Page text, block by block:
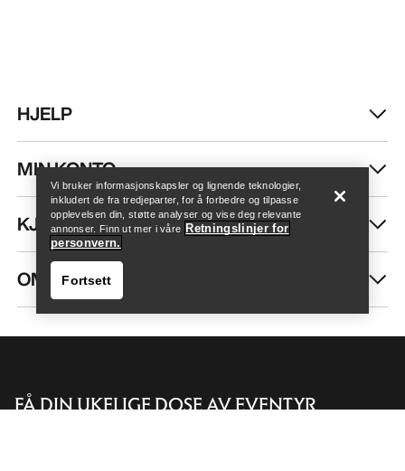
Finn butikk Help
Finn butikk
HJELP
MIN KONTO
KJØP MER
OM OSS
FÅ DIN UKELIGE DOSE AV EVENTYR
Vi bruker informasjonskapsler og lignende teknologier,
inkludert de fra tredjeparter, for å forbedre og tilpasse
opplevelsen din, støtte analyser og vise deg relevante
annonser. Finn ut mer i våre Retningslinjer for
personvern.
Fortsett